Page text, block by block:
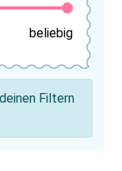
beliebig
Filtern